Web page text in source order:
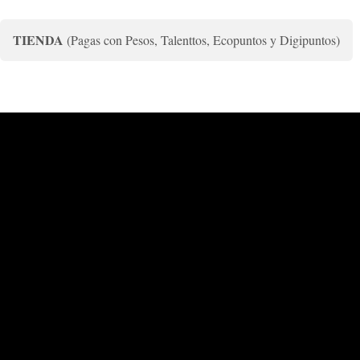
TIENDA (Pagas con Pesos, Talenttos, Ecopuntos y Digipuntos)